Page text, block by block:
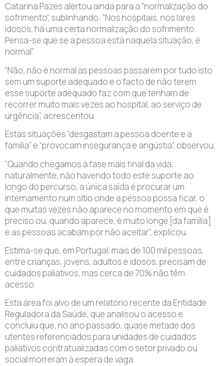
Catarina Pazes alertou ainda para a “normalização do
sofrimento”, sublinhando: “Nos hospitais, nos lares
idosos, há uma certa normalização do sofrimento.
Pensa-se que se a pessoa está naquela situação, é
normal”.
“Não, não é normal as pessoas passarem por tudo isto
sem um suporte adequado e o facto de não terem
esse suporte adequado faz com que tenham de
recorrer muito mais vezes ao hospital, ao serviço de
urgência”, acrescentou.
Estas situações “desgastam a pessoa doente e a
família” e “provocam insegurança e angústia”, observou.
“Quando chegamos à fase mais final da vida,
naturalmente, não havendo todo este suporte ao
longo do percurso, a única saída é procurar um
internamento num sítio onde a pessoa possa ficar, o
que muitas vezes não aparece no momento em que é
preciso ou, quando aparece, é muito longe [da família]
e as pessoas acabam por não aceitar”, explicou.
Estima-se que, em Portugal, mais de 100 mil pessoas,
entre crianças, jovens, adultos e idosos, precisam de
cuidados paliativos, mas cerca de 70% não têm
acesso.
Esta área foi alvo de um relatório recente da Entidade
Reguladora da Saúde, que analisou o acesso e
concluiu que, no ano passado, quase metade dos
utentes referenciados para unidades de cuidados
paliativos contratualizadas com o setor privado ou
social morreram à espera de vaga.